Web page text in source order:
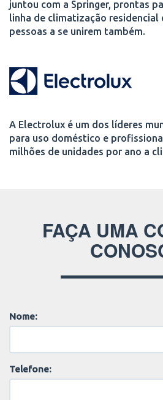
juntou com a Springer, prontas
linha de climatização residencial
pessoas a se unirem também.
A Electrolux é um dos líderes
para uso doméstico e
milhões de unidades por ano a
FAÇA UMA
Nome:
Telefone: